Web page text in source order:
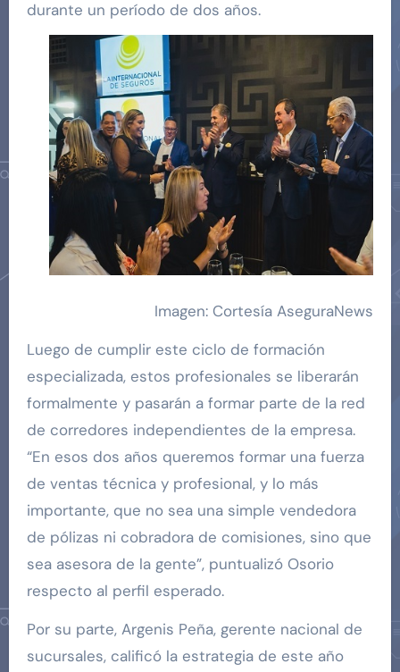
durante un período de dos años.
Imagen: Cortesía AseguraNews
Luego de cumplir este ciclo de formación
especializada, estos profesionales se liberarán
formalmente y pasarán a formar parte de la red
de corredores independientes de la empresa.
“En esos dos años queremos formar una fuerza
de ventas técnica y profesional, y lo más
importante, que no sea una simple vendedora
de pólizas ni cobradora de comisiones, sino que
sea asesora de la gente”, puntualizó Osorio
respecto al perfil esperado.
Por su parte, Argenis Peña, gerente nacional de
sucursales, calificó la estrategia de este año